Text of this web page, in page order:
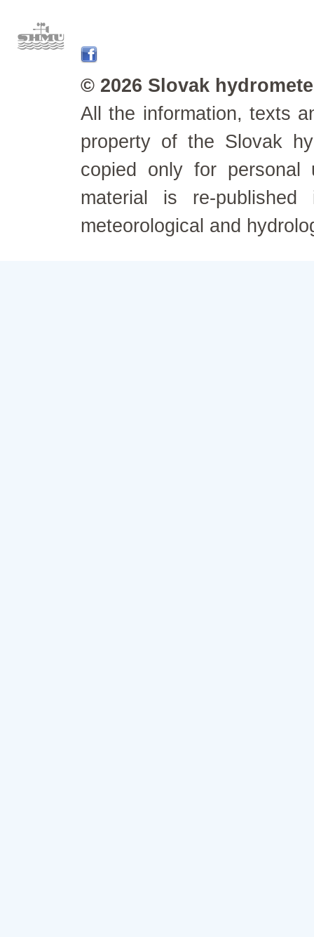
© 2026 Slovak
All the information, texts
property of the Slovak
copied only for personal
material is re-
meteorological and